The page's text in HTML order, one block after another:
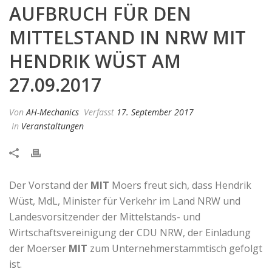
AUFBRUCH FÜR DEN
MITTELSTAND IN NRW MIT
HENDRIK WÜST AM
27.09.2017
Von AH-Mechanics Verfasst 17. September 2017
In Veranstaltungen
Der Vorstand der MIT Moers freut sich, dass Hendrik
Wüst, MdL, Minister für Verkehr im Land NRW und
Landesvorsitzender der Mittelstands- und
Wirtschaftsvereinigung der CDU NRW, der Einladung
der Moerser MIT zum Unternehmerstammtisch gefolgt
ist.